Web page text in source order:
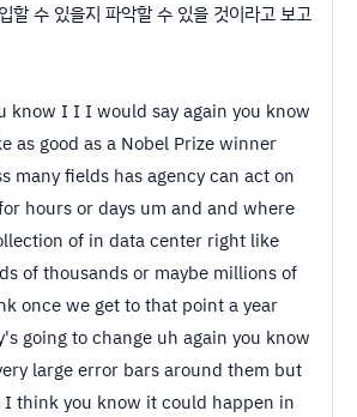
할 수 있을지 파악할 수 있을 것이라고 보고
know I I I would say again you know
as good as a Nobel Prize winner
many fields has agency can act on
hours or days um and and where
of in data center right like
of thousands or maybe millions of
once we get to that point a year
going to change uh again you know
large error bars around them but
think you know it could happen in